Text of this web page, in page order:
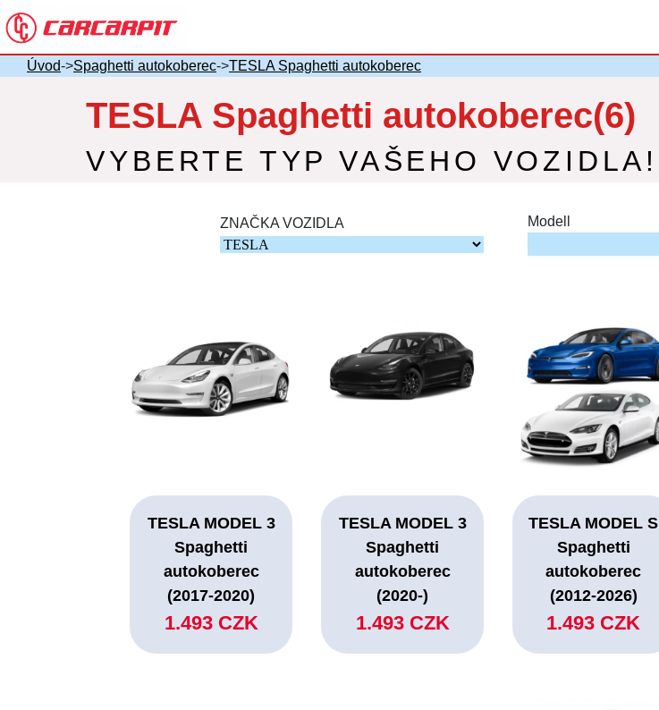
Úvod->Spaghetti autokoberec->TESLA Spaghetti autokoberec
TESLA Spaghetti autokoberec(6)
VYBERTE TYP VAŠEHO VOZIDLA!
ZNAČKA VOZIDLA
Modell
TESLA MODEL 3
Spaghetti
autokoberec
(2017-2020)
1.493 CZK
TESLA MODEL 3
Spaghetti
autokoberec
(2020-)
1.493 CZK
TESLA MODEL S
Spaghetti
autokoberec
(2012-2026)
1.493 CZK